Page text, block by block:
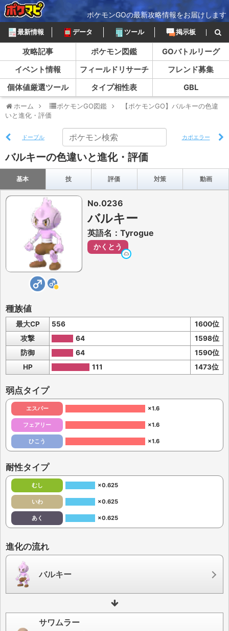
ポケモンGOの最新攻略情報をお届けします
最新情報 データ ツール 掲示板
攻略記事 ポケモン図鑑
GOバトルリーグ
イベント情報
フィールドリサーチ
フレンド募集
個体値厳選ツール
タイプ相性表 GBL
ホーム ポケモンGO図鑑
【ポケモンGO】バルキーの色違
いと進化・評価
ドーブル カポエラー
バルキーの色違いと進化・評価
基本 技 評価 対策 動画
No.0236
バルキー
英語名：Tyrogue
かくとう
種族値
最大CP 556
1600位
攻撃
64
1598位
防御
64
1590位
HP
111 1473位
弱点タイプ
エスパー ×1.6
フェアリー ×1.6
ひこう ×1.6
耐性タイプ
むし ×0.625
いわ ×0.625
あく ×0.625
進化の流れ
バルキー
サワムラー